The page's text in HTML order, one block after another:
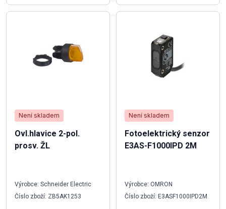
Není skladem
Ovl.hlavice 2-pol.
prosv. ŽL
Výrobce: Schneider Electric
Číslo zboží: ZB5AK1253
Není skladem
Fotoelektrický senzor
E3AS-F1000IPD 2M
Výrobce: OMRON
Číslo zboží: E3ASF1000IPD2M